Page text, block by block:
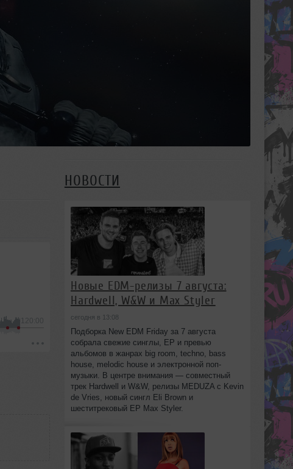
-120:00
НОВОСТИ
Новые EDM-релизы 7 августа:
Hardwell, W&W и Max Styler
сегодня в 13:08
Подборка New EDM Friday за 7 августа
собрала свежие синглы, EP и превью
альбомов в жанрах big room, techno, bass
house, melodic house и электронной поп-
музыки. В центре внимания — совместный
трек Hardwell и W&W, релизы MEDUZA с Kevin
de Vries, новый сингл Eli Brown и
шеститрековый EP Max Styler.